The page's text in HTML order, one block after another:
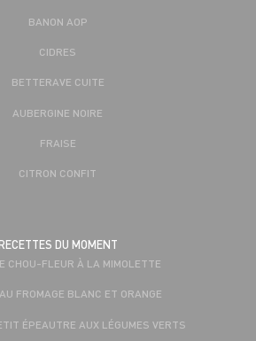
BANON AOP
CIDRES
BETTERAVE CUITE
AUBERGINE NOIRE
FRAISE
CITRON CONFIT
DU MOMENT
CHOU-FLEUR À LA MIMOLETTE
FROMAGE BLANC ET ORANGE
ÉPEAUTRE AUX LÉGUMES VERTS